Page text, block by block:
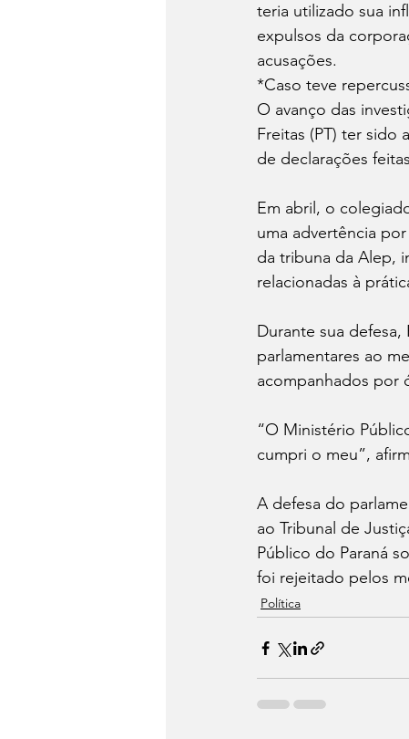
teria utilizado sua
expulsos da
acusações.
*Caso teve
O avanço das
Freitas (PT) ter sido
de declarações
Em abril, o
uma advertência
da tribuna da Alep,
relacionadas à
Durante sua
parlamentares ao
acompanhados por
“O Ministério
cumpri o meu”,
A defesa do
ao Tribunal de
Público do Paraná
foi rejeitado pelos
Política